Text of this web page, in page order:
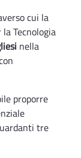
cui la
Tecnologia
nella
proporre
tre